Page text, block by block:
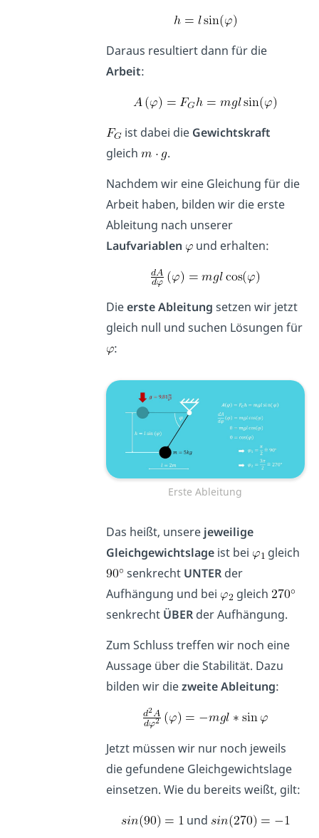
Daraus resultiert dann für die
Arbeit:
ist dabei die Gewichtskraft
gleich
.
Nachdem wir eine Gleichung für die
Arbeit haben, bilden wir die erste
Ableitung nach unserer
Laufvariablen
und erhalten:
Dieerste Ableitung setzen wir jetzt
gleich null und suchen Lösungen für
:
Erste Ableitung
Das heißt, unsere jeweilige
Gleichgewichtslageist bei
gleich
senkrecht UNTERder
Aufhängung und bei
gleich
senkrecht ÜBERder Aufhängung.
Zum Schluss treffen wir noch eine
Aussage über die Stabilität. Dazu
bilden wir diezweite Ableitung:
Jetzt müssen wir nur noch jeweils
die gefundene Gleichgewichtslage
einsetzen. Wie du bereits weißt, gilt:
und